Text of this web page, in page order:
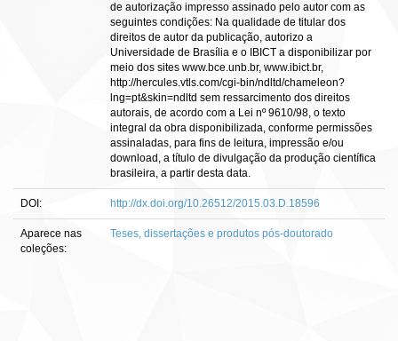
de autorização impresso assinado pelo autor com as
seguintes condições: Na qualidade de titular dos
direitos de autor da publicação, autorizo a
Universidade de Brasília e o IBICT a disponibilizar por
meio dos sites www.bce.unb.br, www.ibict.br,
http://hercules.vtls.com/cgi-bin/ndltd/chameleon?
lng=pt&skin=ndltd sem ressarcimento dos direitos
autorais, de acordo com a Lei nº 9610/98, o texto
integral da obra disponibilizada, conforme permissões
assinaladas, para fins de leitura, impressão e/ou
download, a título de divulgação da produção científica
brasileira, a partir desta data.
DOI: http://dx.doi.org/10.26512/2015.03.D.18596
Aparece nas
coleções:
Teses, dissertações e produtos pós-doutorado